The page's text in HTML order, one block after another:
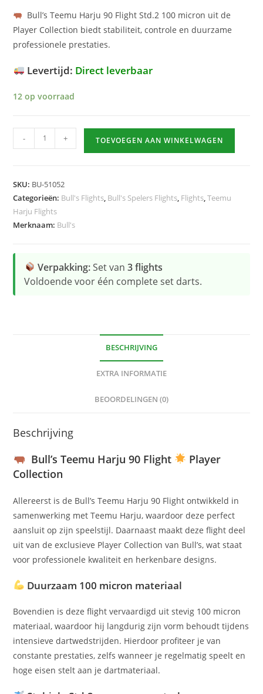
Bull’s Teemu Harju 90 Flight Std.2 100 micron uit de
Player Collection biedt stabiliteit, controle en duurzame
professionele prestaties.
Levertijd: Direct leverbaar
12 op voorraad
Harju
hoeveelheid
- + TOEVOEGEN AAN WINKELWAGEN
SKU: BU-51052
Categorieën: Bull's Flights Bull's Spelers Flights Flights ,Teemu
Harju Flights
Merknaam: Bull's
Verpakking:Set van 3 flights
Voldoende voor één complete set darts.
BESCHRIJVING
EXTRA INFORMATIE
BEOORDELINGEN (0)
Beschrijving
Bull’s Teemu Harju 90 Flight
Player
Collection
Allereerst is de Bull’s Teemu Harju 90 Flight ontwikkeld in
samenwerking met Teemu Harju, waardoor deze perfect
aansluit op zijn speelstijl. Daarnaast maakt deze flight deel
uit van de exclusieve Player Collection van Bull’s, wat staat
voor professionele kwaliteit en herkenbare designs.
Duurzaam 100 micron materiaal
Bovendien is deze flight vervaardigd uit stevig 100 micron
materiaal, waardoor hij langdurig zijn vorm behoudt tijdens
intensieve dartwedstrijden. Hierdoor profiteer je van
constante prestaties, zelfs wanneer je regelmatig speelt en
hoge eisen stelt aan je dartmateriaal.